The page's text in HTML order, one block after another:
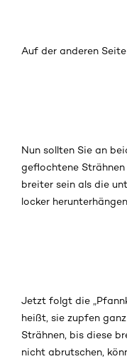
Auf der anderen
Nun sollten Sie an
geflochtene
breiter sein als die
locker
Jetzt folgt die
heißt, sie zupfen
Strähnen, bis diese
nicht abrutschen,